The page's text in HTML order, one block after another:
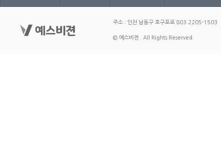
주소 : 인천 남동구 호구포로 803 2205-1503
© 예스비젼 . All Rights Reserved.